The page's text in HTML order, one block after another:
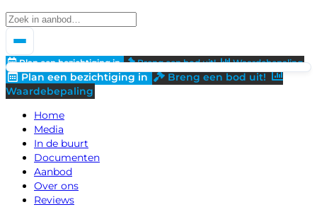
Plan een bezichtiging in Breng een bod uit! Waardebepaling
Plan een bezichtiging in
Breng een bod uit!
Waardebepaling
Home
Media
In de buurt
Documenten
Aanbod
Over ons
Reviews